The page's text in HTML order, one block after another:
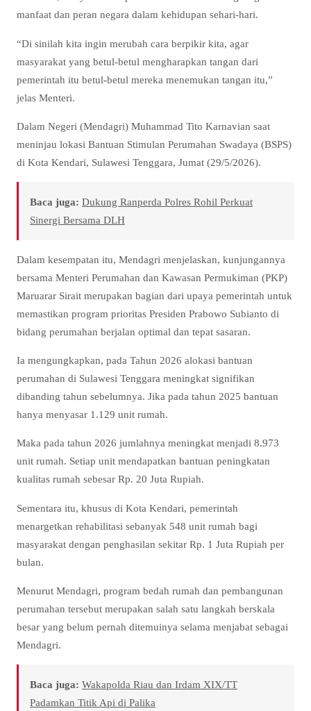
manfaat dan peran negara dalam kehidupan sehari-hari.
“Di sinilah kita ingin merubah cara berpikir kita, agar
masyarakat yang betul-betul mengharapkan tangan dari
pemerintah itu betul-betul mereka menemukan tangan itu,”
jelas Menteri.
Dalam Negeri (Mendagri) Muhammad Tito Karnavian saat
meninjau lokasi Bantuan Stimulan Perumahan Swadaya (BSPS)
di Kota Kendari, Sulawesi Tenggara, Jumat (29/5/2026).
Baca juga: Dukung Ranperda Polres Rohil Perkuat
Sinergi Bersama DLH
Dalam kesempatan itu, Mendagri menjelaskan, kunjungannya
bersama Menteri Perumahan dan Kawasan Permukiman (PKP)
Maruarar Sirait merupakan bagian dari upaya pemerintah untuk
memastikan program prioritas Presiden Prabowo Subianto di
bidang perumahan berjalan optimal dan tepat sasaran.
Ia mengungkapkan, pada Tahun 2026 alokasi bantuan
perumahan di Sulawesi Tenggara meningkat signifikan
dibanding tahun sebelumnya. Jika pada tahun 2025 bantuan
hanya menyasar 1.129 unit rumah.
Maka pada tahun 2026 jumlahnya meningkat menjadi 8.973
unit rumah. Setiap unit mendapatkan bantuan peningkatan
kualitas rumah sebesar Rp. 20 Juta Rupiah.
Sementara itu, khusus di Kota Kendari, pemerintah
menargetkan rehabilitasi sebanyak 548 unit rumah bagi
masyarakat dengan penghasilan sekitar Rp. 1 Juta Rupiah per
bulan.
Menurut Mendagri, program bedah rumah dan pembangunan
perumahan tersebut merupakan salah satu langkah berskala
besar yang belum pernah ditemuinya selama menjabat sebagai
Mendagri.
Baca juga: Wakapolda Riau dan Irdam XIX/TT
Padamkan Titik Api di Palika